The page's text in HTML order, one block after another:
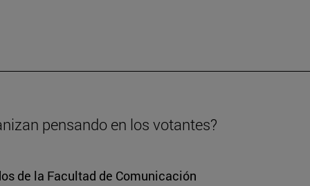
pensando en los votantes?
de la Facultad de Comunicación